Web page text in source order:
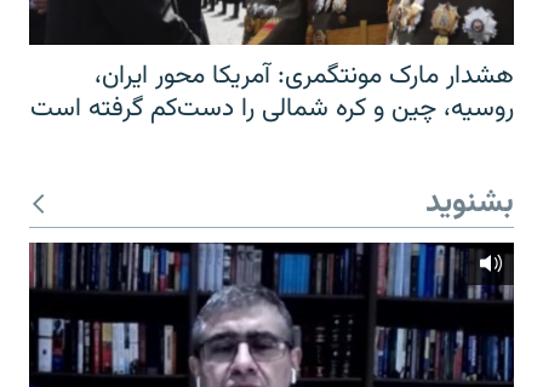
هشدار مارک مونتگمری: آمریکا محور ایران،
روسیه، چین و کره شمالی را دست‌کم گرفته است
بشنوید